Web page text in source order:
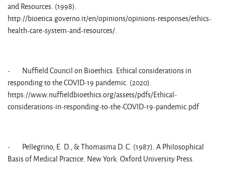
and Resources. (1998).
http://bioetica.governo.it/en/opinions/opinions-responses/ethics-
health-care-system-and-resources/.
- Nuffield Council on Bioethics. Ethical considerations in
responding to the COVID-19 pandemic. (2020).
https://www.nuffieldbioethics.org/assets/pdfs/Ethical-
considerations-in-responding-to-the-COVID-19-pandemic.pdf
- Pellegrino, E. D., & Thomasma D. C. (1987). A Philosophical
Basis of Medical Practice. New York: Oxford University Press.